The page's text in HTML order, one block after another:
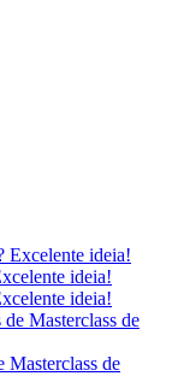
ideia!
ideia!
Masterclass de